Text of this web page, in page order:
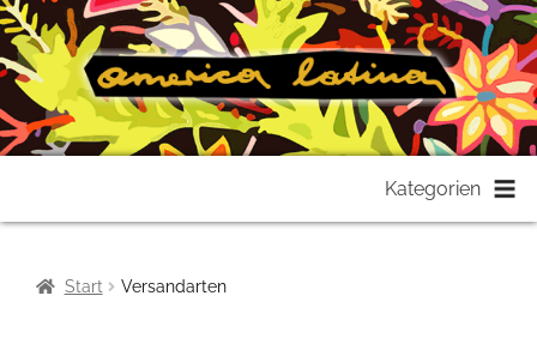
springen
springen
Kategorien
Start Versandarten